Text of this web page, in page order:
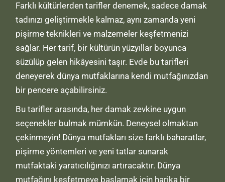
Farklı kültürlerden tarifler denemek, sadece damak
tadınızı geliştirmekle kalmaz, aynı zamanda yeni
pişirme teknikleri ve malzemeler keşfetmenizi
sağlar. Her tarif, bir kültürün yüzyıllar boyunca
süzülüp gelen hikâyesini taşır. Evde bu tarifleri
deneyerek dünya mutfaklarına kendi mutfağınızdan
bir pencere açabilirsiniz.
Bu tarifler arasında, her damak zevkine uygun
seçenekler bulmak mümkün. Deneysel olmaktan
çekinmeyin! Dünya mutfakları size farklı baharatlar,
pişirme yöntemleri ve yeni tatlar sunarak
mutfaktaki yaratıcılığınızı artıracaktır. Dünya
mutfağını keşfetmeye başlamak için harika bir